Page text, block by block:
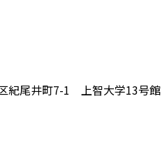
紀尾井町7-1 上智大学13号館